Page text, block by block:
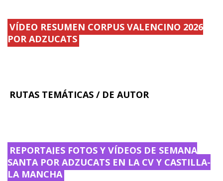
VÍDEO RESUMEN CORPUS VALENCINO 2026
POR ADZUCATS
RUTAS TEMÁTICAS / DE AUTOR
REPORTAJES FOTOS Y VÍDEOS DE SEMANA
SANTA POR ADZUCATS EN LA CV Y CASTILLA-
LA MANCHA